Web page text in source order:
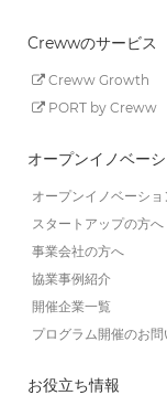
Crewwのサービス
Creww Growth
PORT by Creww
オープンイノベー
オープンイノベーシ
スタートアップの方へ
事業会社の方へ
協業事例紹介
開催企業一覧
プログラム開催のお
お役立ち情報